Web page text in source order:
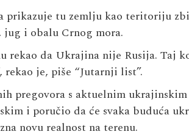
prikazuje tu zemlju kao teritoriju
i obalu Crnog mora.
rekao da Ukrajina nije Rusija. Taj
je, piše “Jutarnji list”.
pregovora s aktuelnim ukrajinskim
i poručio da će svaka buduća
novu realnost na terenu.